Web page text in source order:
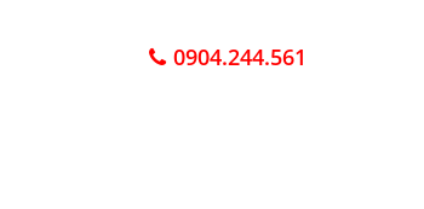
0904.244.561